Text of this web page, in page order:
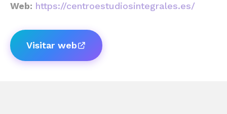
Web: https://centroestudiosintegrales.es/
Visitar web